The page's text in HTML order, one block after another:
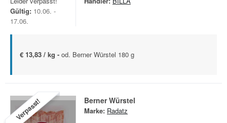
Gültig: 10.06. -
17.06.
€ 13,83 / kg - od. Berner Würstel 180 g
Verpasst! Berner Würstel
Marke: Radatz